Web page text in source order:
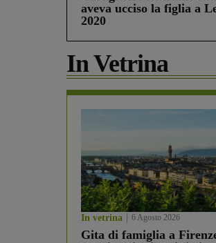
aveva ucciso la figlia a
2020
In Vetrina
In vetrina 6 Agosto 2026
Gita di famiglia a